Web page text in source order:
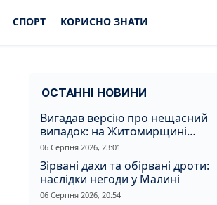
СПОРТ КОРИСНО ЗНАТИ
ОСТАННІ НОВИНИ
Вигадав версію про нещасний
випадок: на Житомирщині
судитимуть чоловіка за вбивство
співмешканки
06 Серпня 2026, 23:01
Зірвані дахи та обірвані дроти:
наслідки негоди у Малині
06 Серпня 2026, 20:54